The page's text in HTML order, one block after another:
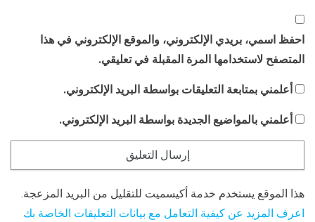
احفظ اسمي، بريدي الإلكتروني، والموقع الإلكتروني في هذا
المتصفح لاستخدامها المرة المقبلة في تعليقي.
أعلمني بمتابعة التعليقات بواسطة البريد الإلكتروني.
أعلمني بالمواضيع الجديدة بواسطة البريد الإلكتروني.
هذا الموقع يستخدم خدمة أكيسميت للتقليل من البريد المزعجة.
اعرف المزيد عن كيفية التعامل مع بيانات التعليقات الخاصة بك